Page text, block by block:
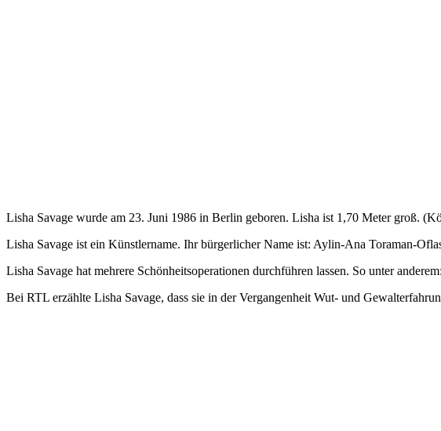
Lisha Savage wurde am 23. Juni 1986 in Berlin geboren. Lisha ist 1,70 Meter groß.
Lisha Savage ist ein Künstlername. Ihr bürgerlicher Name ist: Aylin-Ana Toraman-
Lisha Savage hat mehrere Schönheitsoperationen durchführen lassen. So unter
Bei RTL erzählte Lisha Savage, dass sie in der Vergangenheit Wut- und